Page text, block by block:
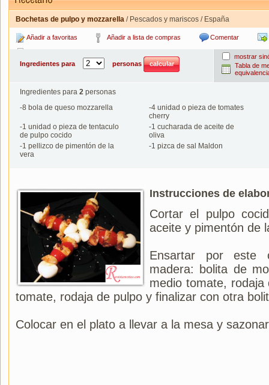
Bochetas de pulpo y mozzarella / Pescados y mariscos / España
Añadir a favoritas Añadir a lista de compras Comentar
Ingredientes para
personas
mostrar
Tabla de
Ingredientes para 2 personas
-8 bola de queso mozzarella -4 unidad o pieza de tomates
cherry
-1 unidad o pieza de tentaculo
de pulpo cocido
-1 cucharada de aceite de
oliva
-1 pellizco de pimentón de la
vera
-1 pizca de sal Maldon
Instrucciones de
Cortar el pulpo
aceite y pimentón de
Ensartar por este
madera: bolita de
medio tomate,
tomate, rodaja de pulpo y finalizar con otra
Colocar en el plato a llevar a la mesa y